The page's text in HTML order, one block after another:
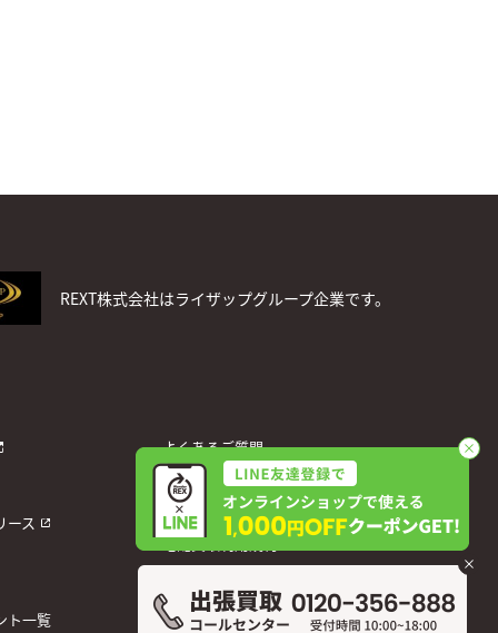
REXT株式会社はライザップグループ企業です。
ース
ト一覧
よくあるご質問
お問い合わせ
個人情報保護方針
宅配買取利用規約